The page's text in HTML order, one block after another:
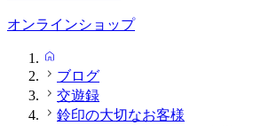
オンラインショップ
ブログ
交遊録
鈴印の大切なお客様